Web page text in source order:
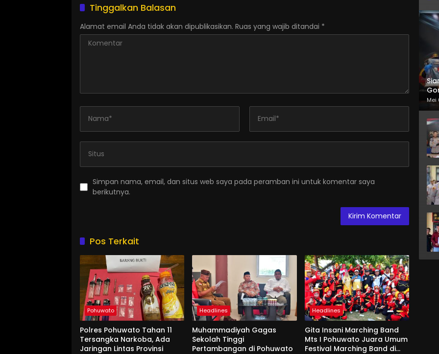
Tinggalkan Balasan
Alamat email Anda tidak akan dipublikasikan. Ruas yang wajib ditandai *
Simpan nama, email, dan situs web saya pada peramban ini untuk komentar saya
berikutnya.
Pos Terkait
Pohuwato
Polres Pohuwato Tahan 11
Tersangka Narkoba, Ada
Jaringan Lintas Provinsi
Headlines
Muhammadiyah Gagas
Sekolah Tinggi
Pertambangan di Pohuwato
Headlines
Gita Insani Marching Band
Mts I Pohuwato Juara Umum
Festival Marching Band di
Mei